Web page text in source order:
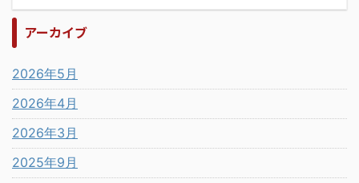
アーカイブ
2026年5月
2026年4月
2026年3月
2025年9月